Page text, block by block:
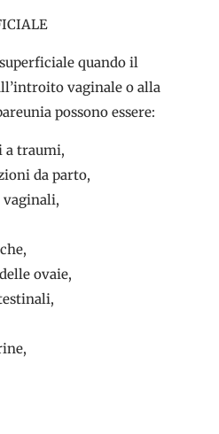
quando il
vaginale o alla
possono essere:
a traumi,
da parto,
ovaie,